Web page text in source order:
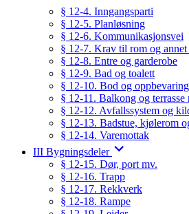
§ 12-4. Inngangsparti
§ 12-5. Planløsning
§ 12-6. Kommunikasjonsvei
§ 12-7. Krav til rom og annet
§ 12-8. Entre og garderobe
§ 12-9. Bad og toalett
§ 12-10. Bod og
§ 12-11. Balkong og terrasse
§ 12-12. Avfallssystem og
§ 12-13. Badstue, kjølerom
§ 12-14. Varemottak
III Bygningsdeler
§ 12-15. Dør, port mv.
§ 12-16. Trapp
§ 12-17. Rekkverk
§ 12-18. Rampe